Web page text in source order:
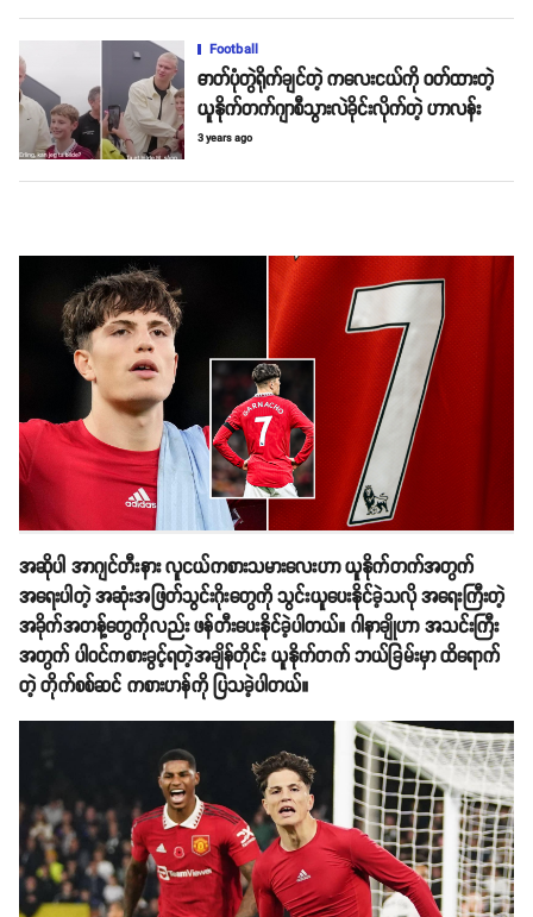
Football
ဓာတ်ပုံတွဲရိုက်ချင်တဲ့ ကလေးငယ်ကို ဝတ်ထားတဲ့
ယူနိုက်တက်ဂျာစီသွားလဲခိုင်းလိုက်တဲ့ ဟာလန်း
3 years ago
အဆိုပါ အာဂျင်တီးနား လူငယ်ကစားသမားလေးဟာ ယူနိုက်တက်အတွက်
အရေးပါတဲ့ အဆုံးအဖြတ်သွင်းဂိုးတွေကို သွင်းယူပေးနိုင်ခဲ့သလို အရေးကြီးတဲ့
အခိုက်အတန့်တွေကိုလည်း ဖန်တီးပေးနိုင်ခဲ့ပါတယ်။ ဂါနာချိုဟာ အသင်းကြီး
အတွက် ပါဝင်ကစားခွင့်ရတဲ့အချိန်တိုင်း ယူနိုက်တက် ဘယ်ခြမ်းမှာ ထိရောက်
တဲ့ တိုက်စစ်ဆင် ကစားဟန်ကို ပြသခဲ့ပါတယ်။